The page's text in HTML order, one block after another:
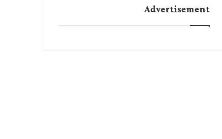
Advertisement